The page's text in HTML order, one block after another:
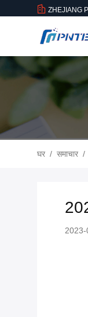
ZHEJIANG
घर / समाचार /